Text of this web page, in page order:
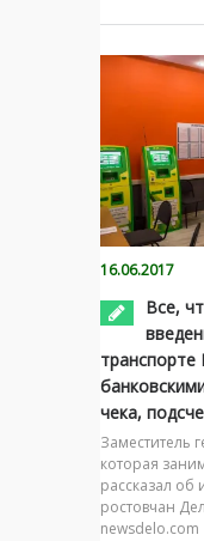
16.06.2017
Все,
транспорте
чека,
Заместитель
которая
рассказал об
ростовчан
newsdelo.com